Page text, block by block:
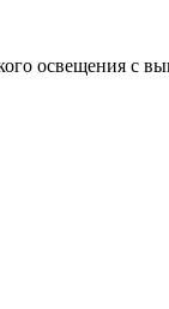
освещения с